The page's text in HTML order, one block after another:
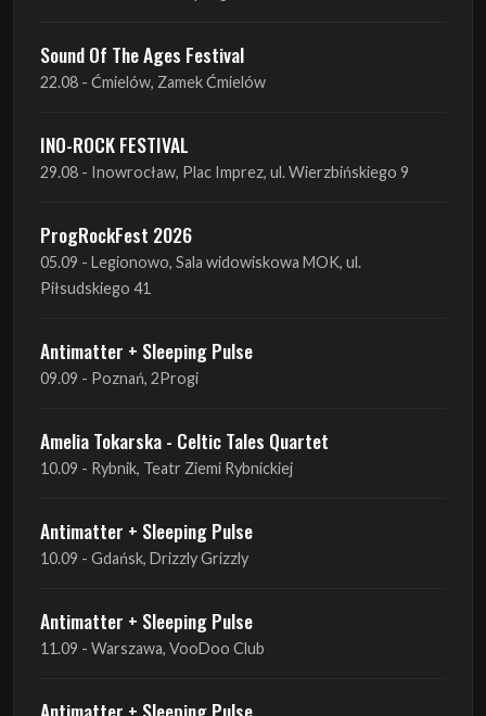
INO-ROCK FESTIVAL
29.08 - Inowrocław, Plac Imprez, ul. Wierzbińskiego 9
ProgRockFest 2026
Antimatter + Sleeping Pulse
09.09 - Poznań, 2Progi
Amelia Tokarska - Celtic Tales Quartet
10.09 - Rybnik, Teatr Ziemi Rybnickiej
Antimatter + Sleeping Pulse
Antimatter + Sleeping Pulse
11.09 - Warszawa, VooDoo Club
Antimatter + Sleeping Pulse
12.09 - Kraków, Hype Park
Amelia Tokarska - Celtic Tales Quartet